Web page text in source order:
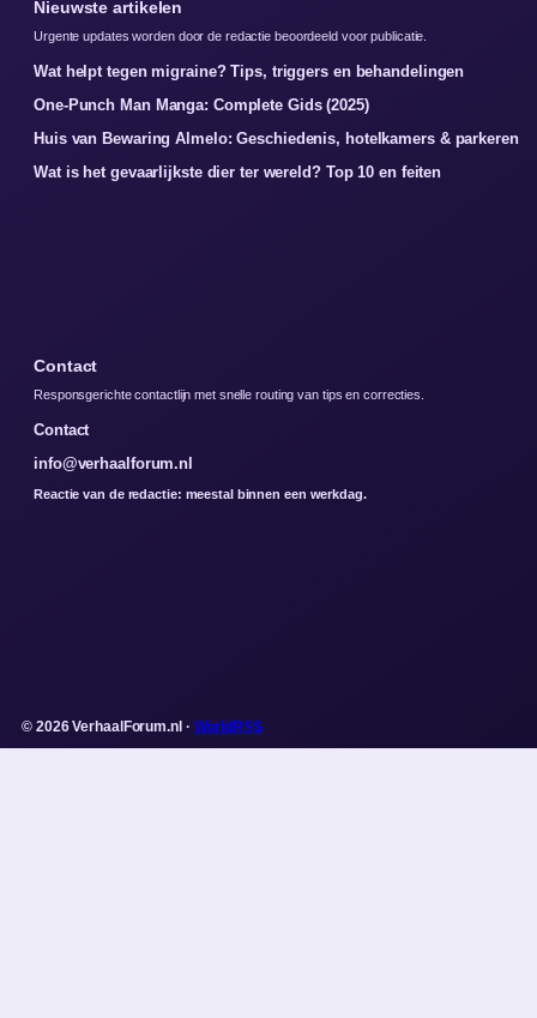
Nieuwste artikelen
Urgente updates worden door de redactie beoordeeld voor publicatie.
Wat helpt tegen migraine? Tips, triggers en behandelingen
One-Punch Man Manga: Complete Gids (2025)
Huis van Bewaring Almelo: Geschiedenis, hotelkamers & parkeren
Wat is het gevaarlijkste dier ter wereld? Top 10 en feiten
Contact
Responsgerichte contactlijn met snelle routing van tips en correcties.
Contact
info@verhaalforum.nl
Reactie van de redactie: meestal binnen een werkdag.
© 2026 VerhaalForum.nl · WorldRSS